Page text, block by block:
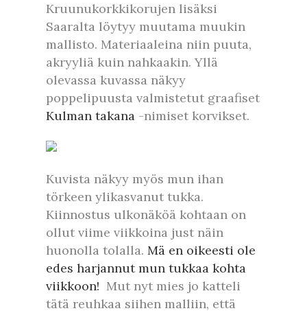
Kruunukorkkikorujen lisäksi
Saaralta löytyy muutama muukin
mallisto. Materiaaleina niin puuta,
akryyliä kuin nahkaakin. Yllä
olevassa kuvassa näkyy
poppelipuusta valmistetut graafiset
Kulman takana -nimiset korvikset.
Kuvista näkyy myös mun ihan
törkeen ylikasvanut tukka.
Kiinnostus ulkonäköä kohtaan on
ollut viime viikkoina just näin
huonolla tolalla. Mä en oikeesti ole
edes harjannut mun tukkaa kohta
viikkoon! Mut nyt mies jo katteli
tätä reuhkaa siihen malliin, että